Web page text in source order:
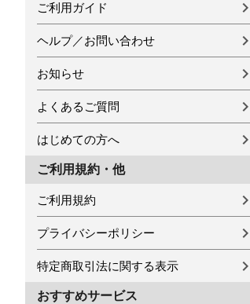
ご利用ガイド
ヘルプ／お問い合わせ
お知らせ
よくあるご質問
はじめての方へ
ご利用規約・他
ご利用規約
プライバシーポリシー
特定商取引法に関する表示
おすすめサービス